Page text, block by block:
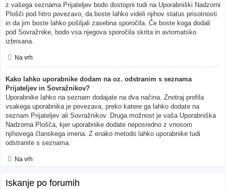
z vašega seznama Prijateljev bodo dostopni tudi na Uporabniški Nadzorni
Plošči pod hitro povezavo, da boste lahko videli njihov status prisotnosti
in da jim boste lahko pošiljali zasebna sporočila. Če boste koga dodali
pod Sovražnike, bodo vsa njegova sporočila skrita in avtomatsko
izbrisana.
Na vrh
Kako lahko uporabnike dodam na oz. odstranim s seznama
Prijateljev in Sovražnikov?
Uporabnike lahko na seznam dodajate na dva načina. Znotraj profila
vsakega uporabnika je povezava, preko katere ga lahko dodate na
seznam Prijateljev ali Sovražnikov. Druga možnost je vaša Uporabniška
Nadzorna Plošča, kjer uporabnike dodate neposredno z vnosom
njihovega članskega imena. Z enako metodo lahko uporabnike tudi
odstranite s seznama.
Na vrh
Iskanje po forumih